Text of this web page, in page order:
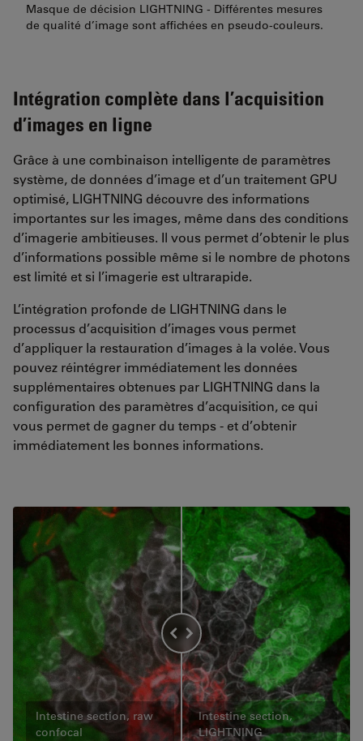
Masque de décision LIGHTNING - Différentes mesures
de qualité d’image sont affichées en pseudo-couleurs.
Intégration complète dans l’acquisition
d’images en ligne
Grâce à une combinaison intelligente de paramètres
système, de données d’image et d’un traitement GPU
optimisé, LIGHTNING découvre des informations
importantes sur les images, même dans des conditions
d’imagerie ambitieuses. Il vous permet d’obtenir le plus
d’informations possible même si le nombre de photons
est limité et si l’imagerie est ultrarapide.
L’intégration profonde de LIGHTNING dans le
processus d’acquisition d’images vous permet
d’appliquer la restauration d’images à la volée. Vous
pouvez réintégrer immédiatement les données
supplémentaires obtenues par LIGHTNING dans la
configuration des paramètres d’acquisition, ce qui
vous permet de gagner du temps - et d’obtenir
immédiatement les bonnes informations.
Intestine section, raw
confocal
Intestine section,
LIGHTNING